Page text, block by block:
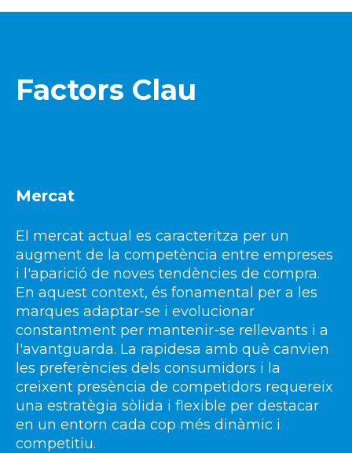
Factors Clau
Mercat
El mercat actual es caracteritza per un
augment de la competència entre empreses
i l'aparició de noves tendències de compra.
En aquest context, és fonamental per a les
marques adaptar-se i evolucionar
constantment per mantenir-se rellevants i a
l'avantguarda. La rapidesa amb què canvien
les preferències dels consumidors i la
creixent presència de competidors requereix
una estratègia sòlida i flexible per destacar
en un entorn cada cop més dinàmic i
competitiu.